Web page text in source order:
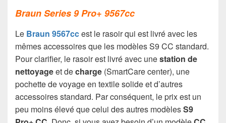
Braun Series 9 Pro+ 9567cc
Le Braun 9567ccest le rasoir qui est livré avec les
mêmes accessoires que les modèles S9 CC standard.
Pour clarifier, le rasoir est livré avec unestation de
nettoyageet decharge (SmartCare center), une
pochette de voyage en textile solide et d’autres
accessoires standard. Par conséquent, le prix est un
peu moins élevé que celui des autres modèlesS9